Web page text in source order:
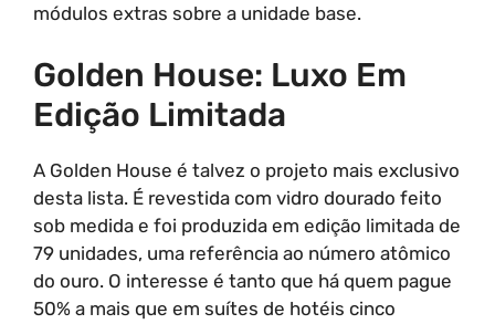
módulos extras sobre a unidade base.
Golden House: Luxo Em
Edição Limitada
A Golden House é talvez o projeto mais exclusivo
desta lista. É revestida com vidro dourado feito
sob medida e foi produzida em edição limitada de
79 unidades, uma referência ao número atômico
do ouro. O interesse é tanto que há quem pague
50% a mais que em suítes de hotéis cinco